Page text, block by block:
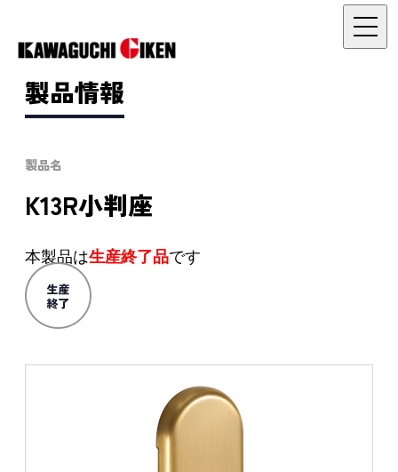
製品情報
製品名
K13R小判座
本製品は生産終了品です